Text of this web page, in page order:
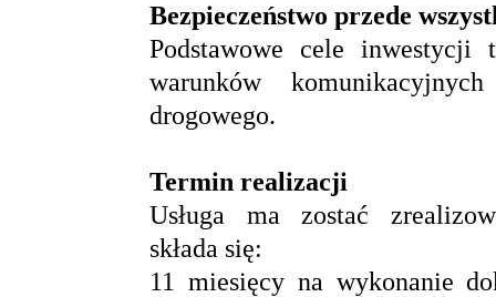
Bezpieczeństwo przede
Podstawowe cele inwestycji
warunków
drogowego.
Termin realizacji
Usługa ma zostać
składa się:
11 miesięcy na wykonanie